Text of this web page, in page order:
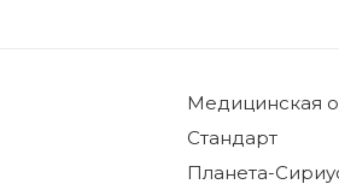
Медицинская
Стандарт
Планета-